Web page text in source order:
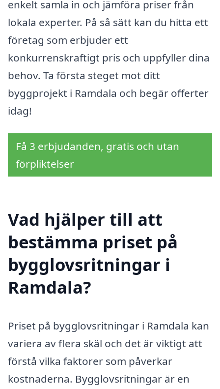
enkelt samla in och jämföra priser från
lokala experter. På så sätt kan du hitta ett
företag som erbjuder ett
konkurrenskraftigt pris och uppfyller dina
behov. Ta första steget mot ditt
byggprojekt i Ramdala och begär offerter
idag!
Få 3 erbjudanden, gratis och utan
förpliktelser
Vad hjälper till att
bestämma priset på
bygglovsritningar i
Ramdala?
Priset på bygglovsritningar i Ramdala kan
variera av flera skäl och det är viktigt att
förstå vilka faktorer som påverkar
kostnaderna. Bygglovsritningar är en